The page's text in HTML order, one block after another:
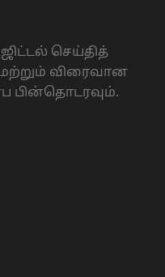
செய்தித்
விரைவான
பின்தொடரவும்.